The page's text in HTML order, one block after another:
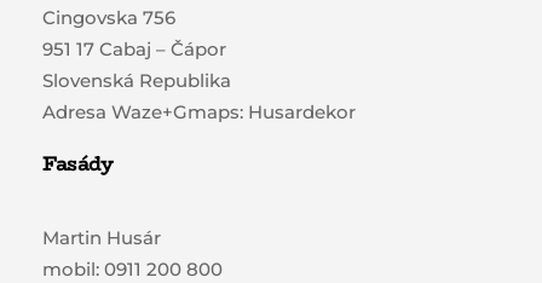
Cingovska 756
951 17 Cabaj – Čápor
Slovenská Republika
Adresa Waze+Gmaps: Husardekor
Fasády
Martin Husár
mobil: 0911 200 800